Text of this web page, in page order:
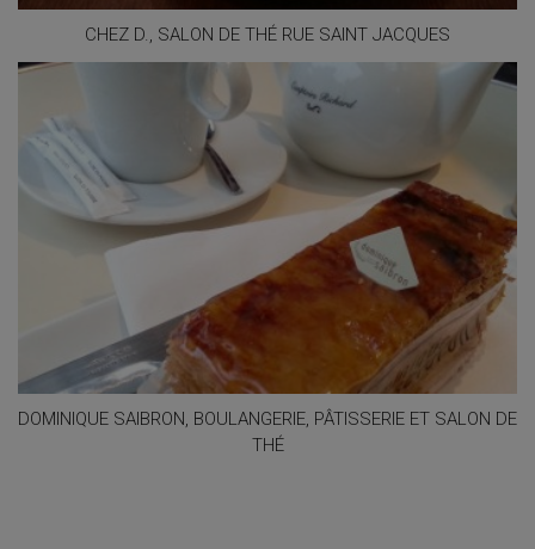
CHEZ D., SALON DE THÉ RUE SAINT JACQUES
DOMINIQUE SAIBRON, BOULANGERIE, PÂTISSERIE ET SALON DE
THÉ